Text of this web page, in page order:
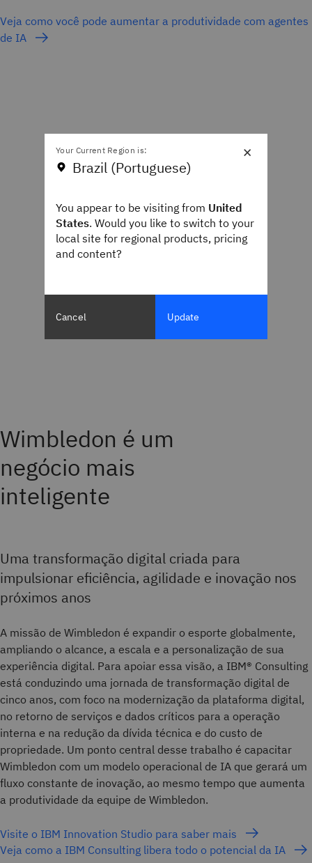
Veja como você pode aumentar a produtividade com agentes
de IA
Wimbledon é um
negócio mais
inteligente
Uma transformação digital criada para
impulsionar eficiência, agilidade e inovação nos
próximos anos
A missão de Wimbledon é expandir o esporte globalmente,
ampliando o alcance, a escala e a personalização de sua
experiência digital. Para apoiar essa visão, a IBM® Consulting
está conduzindo uma jornada de transformação digital de
cinco anos, com foco na modernização da plataforma digital,
no retorno de serviços e dados críticos para a operação
interna e na redução da dívida técnica e do custo de
propriedade. Um ponto central desse trabalho é capacitar
Wimbledon com um modelo operacional de IA que gerará um
fluxo constante de inovação, ao mesmo tempo que aumenta
a produtividade da equipe de Wimbledon.
Visite o IBM Innovation Studio para saber mais
Veja como a IBM Consulting libera todo o potencial da IA
×
Your Current Region is:
Brazil (Portuguese)
You appear to be visiting from United
States. Would you like to switch to your
local site for regional products, pricing
and content?
Cancel Update